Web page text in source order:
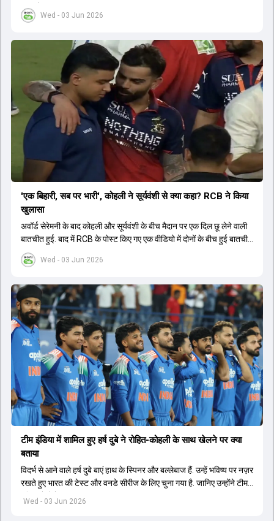
Wed - 03 Jun 2026
चुकी है.
Wed - 03 Jun 2026
'एक बिहारी, सब पर भारी', कोहली ने सूर्यवंशी से क्या कहा? RCB ने किया
खुलासा
अवॉर्ड सेरेमनी के बाद कोहली और सूर्यवंशी के बीच मैदान पर एक दिल छू लेने वाली
बातचीत हुई. बाद में RCB के पोस्ट किए गए एक वीडियो में दोनों के बीच हुई बातचीत
का खुलासा हुआ.
Wed - 03 Jun 2026
टीम इंडिया में शामिल हुए हर्ष दुबे ने रोहित-कोहली के साथ खेलने पर क्या
बताया
विदर्भ से आने वाले हर्ष दुबे बाएं हाथ के स्पिनर और बल्लेबाज हैं. उन्हें भविष्य पर नज़र
रखते हुए भारत की टेस्ट और वनडे सीरीज के लिए चुना गया है. जानिए उन्होंने टीम
इंडिया में सेलेक्शन पर क्या कहा.